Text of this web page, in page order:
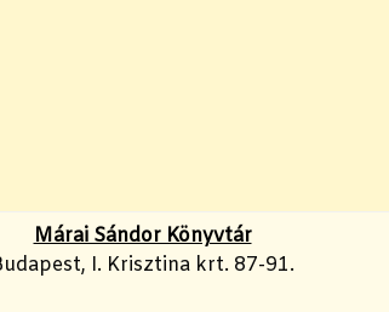
Márai Sándor Könyvtár
I. Krisztina krt. 87-91.